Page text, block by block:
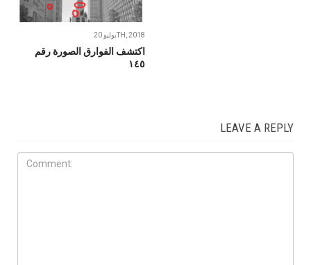
يوليو 20TH, 2018
اكتشف الفوارق الصورة رقم
١٤٥
LEAVE A REPLY